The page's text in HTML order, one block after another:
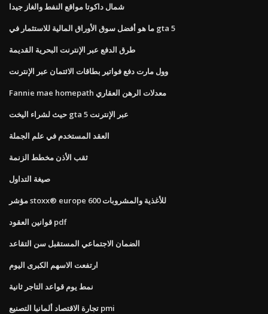
شمال داكوتا مواقع النفط والغاز جيدا
ما هو أفضل سوق الأوراق المالية للاستثمار في gta 5
طرق الدفع عبر الإنترنت البحرية القديمة
وول مارت دفع فواتير بطاقات الائتمان عبر الإنترنت
Fannie mae homepath معدلات الرهن العقاري
حيث لشراء اليخت gta 5 عبر الإنترنت
العقد المستخدم في علم الجملة
ثقب الأذن مخطط الزنمة
صيغة التداول
مؤشر stoxx® europe 600 للأغذية والمشروبات
قوانين العقود pdf
الضمان الاجتماعي المستقبل سن التقاعد
ارتفعت الاسهم الكبرى اليوم
نمط يوم قواعد التاجر ثانية
تجارة الاقتصاد ألمانيا التصنيع pmi